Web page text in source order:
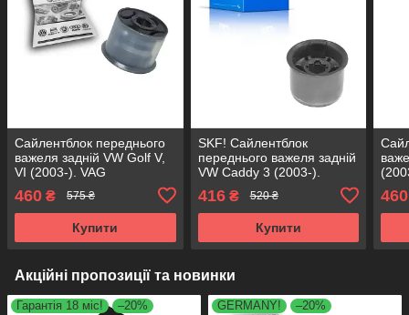
Сайлентблок переднього
важеля задній VW Golf V,
VI (2003-). VAG
JBU602 , VKDS331037
460 ₴ 575 ₴
Купити
SKF! Сайлентблок
переднього важеля задній
VW Caddy 3 (2003-).
JBU602 , VKDS331037
416₴ 520 ₴
Купити
460
Акційні пропозиції та новинки
Гарантія 18 міс!
–20%
GERMANY! –20%